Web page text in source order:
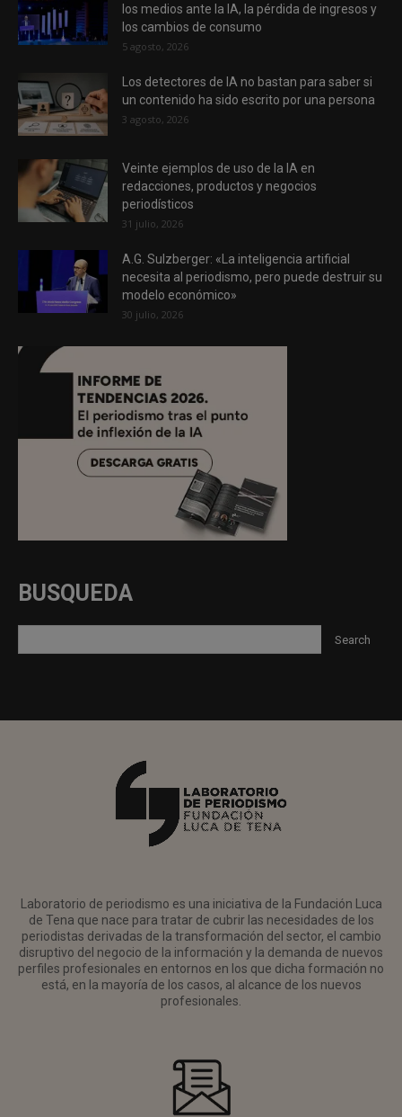
los medios ante la IA, la pérdida de ingresos y
los cambios de consumo
5 agosto, 2026
Los detectores de IA no bastan para saber si
un contenido ha sido escrito por una persona
3 agosto, 2026
Veinte ejemplos de uso de la IA en
redacciones, productos y negocios
periodísticos
31 julio, 2026
A.G. Sulzberger: «La inteligencia artificial
necesita al periodismo, pero puede destruir su
modelo económico»
30 julio, 2026
BUSQUEDA
Laboratorio de periodismo es una iniciativa de la Fundación Luca
de Tena que nace para tratar de cubrir las necesidades de los
periodistas derivadas de la transformación del sector, el cambio
disruptivo del negocio de la información y la demanda de nuevos
perfiles profesionales en entornos en los que dicha formación no
está, en la mayoría de los casos, al alcance de los nuevos
profesionales.